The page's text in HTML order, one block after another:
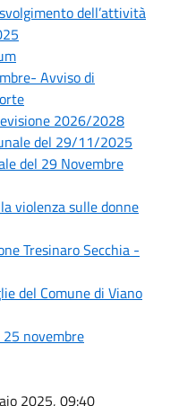
dell’attività
Avviso di
2026/2028
del 29/11/2025
del 29 Novembre
violenza sulle donne
Tresinaro Secchia -
del Comune di Viano
novembre
2025, 09:40